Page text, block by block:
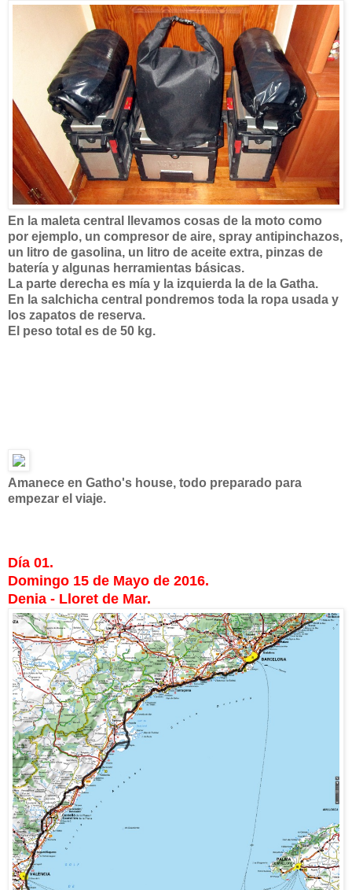
En la maleta central llevamos cosas de la moto como
por ejemplo, un compresor de aire, spray antipinchazos,
un litro de gasolina, un litro de aceite extra, pinzas de
batería y algunas herramientas básicas.
La parte derecha es mía y la izquierda la de la Gatha.
En la salchicha central pondremos toda la ropa usada y
los zapatos de reserva.
El peso total es de 50 kg.
Amanece en Gatho's house, todo preparado para
empezar el viaje.
Día 01.
Domingo 15 de Mayo de 2016.
Denia - Lloret de Mar.